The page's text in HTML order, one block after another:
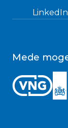
LinkedIn
Mede